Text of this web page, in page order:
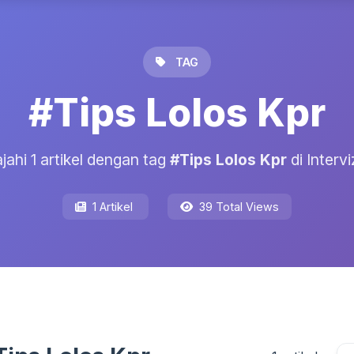
TAG
#Tips Lolos Kpr
1 artikel dengan tag #Tips Lolos Kpr di
1 Artikel 39 Total Views